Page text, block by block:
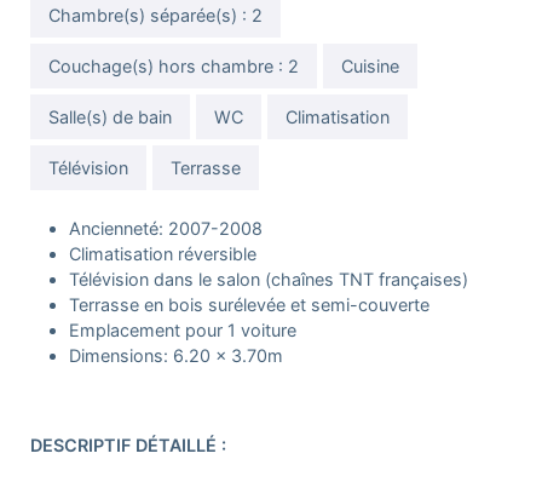
Chambre(s) séparée(s) : 2
Couchage(s) hors chambre : 2 Cuisine
Salle(s) de bain WC Climatisation
Télévision Terrasse
Ancienneté: 2007-2008
Climatisation réversible
Télévision dans le salon (chaînes TNT françaises)
Terrasse en bois surélevée et semi-couverte
Emplacement pour 1 voiture
Dimensions: 6.20 x 3.70m
DESCRIPTIF DÉTAILLÉ :